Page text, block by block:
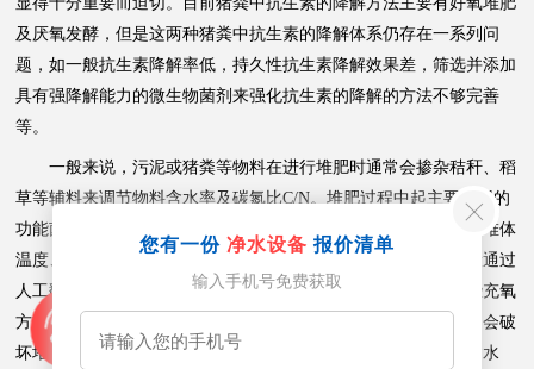
及厌氧发酵，但是这两种猪粪中抗生素的降解体系仍存在一系列问
题，如一般抗生素降解率低，持久性抗生素降解效果差，筛选并添加
具有强降解能力的微生物菌剂来强化抗生素的降解的方法不够完善
等。
一般来说，污泥或猪粪等物料在进行堆肥时通常会掺杂秸秆、稻
草等辅料来调节物料含水率及碳氮比C/N。堆肥过程中起主要作用的
功能菌为某类好氧微生物，这些好氧微生物在新陈代谢过程中对堆体
温度、氧气及底物等因素具有一定的要求。在堆肥过程中，一般通过
人工翻堆或者曝气充氧等方式来提高堆体内的含氧量，但是这些充氧
方式又会破坏细菌生长所需要的堆体温度，从某种程度上来说，会破
坏堆体供氧与温度保持的关系。物料堆肥腐熟后，能有效削减含水
您有一份 净水设备 报价清单
输入手机号免费获取